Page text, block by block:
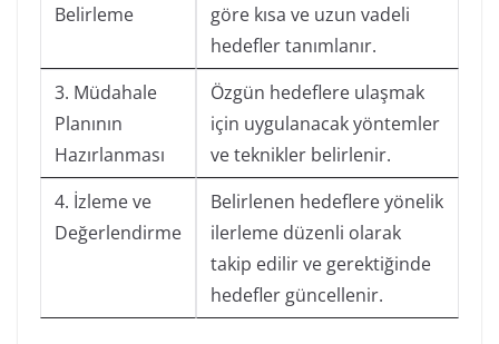
Belirleme
göre kısa ve uzun vadeli
hedefler tanımlanır.
3. Müdahale
Planının
Hazırlanması
Özgün hedeflere ulaşmak
için uygulanacak yöntemler
ve teknikler belirlenir.
4. İzleme ve
Değerlendirme
Belirlenen hedeflere yönelik
ilerleme düzenli olarak
takip edilir ve gerektiğinde
hedefler güncellenir.